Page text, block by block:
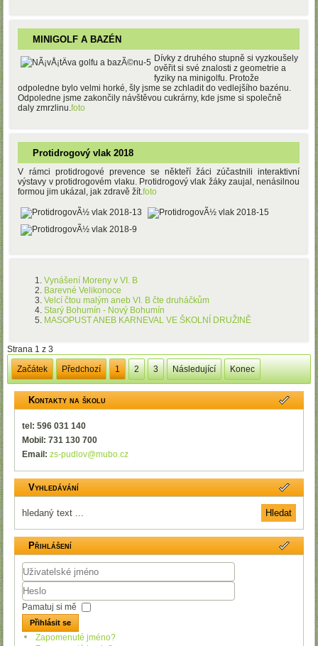
MINIGOLF A BAZÉN
Dívky z druhého stupně si vyzkoušely
ověřit si své znalosti z geometrie a
fyziky na minigolfu. Protože
odpoledne bylo velmi horké, šly jsme se zchladit do vedlejšího bazénu.
Odpoledne jsme zakončily návštěvou cukrárny, kde jsme si společně
daly zmrzlinu.foto
Protidrogový vlak 2018
V rámci protidrogové prevence se někteří žáci zúčastnili interaktivní
výstavy v protidrogovém vlaku. Protidrogový vlak žáky zaujal, nenásilnou
formou jim ukázal, jak zdravě žít.foto
Vynášení Moreny v VI. B
Barevné Velikonoce
Velcí čtou malým aneb VI. B čte druháčkům
Starý Bohumín - Nový Bohumín
MASOPUST ANEB KARNEVAL VE ŠKOLNÍ DRUŽINĚ
Strana 1 z 3
Začátek
Předchozí 1 2 3 Následující Konec
Kontakty na školu
tel: 596 031 140
Mobil: 731 130 700
Email:zs-pudlov@mubo.cz
Vyhledávání
Přihlášení
Uživatelské
jméno
Heslo
Pamatuj si mě
Přihlásit se
Zapomenuté jméno?